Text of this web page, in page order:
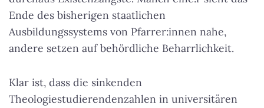
Ende des bisherigen staatlichen
Ausbildungssystems von Pfarrer:innen nahe,
andere setzen auf behördliche Beharrlichkeit.
Klar ist, dass die sinkenden
Theologiestudierendenzahlen in universitären